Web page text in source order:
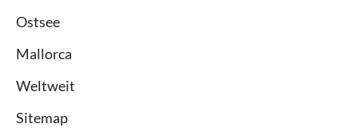
Ostsee
Mallorca
Weltweit
Sitemap